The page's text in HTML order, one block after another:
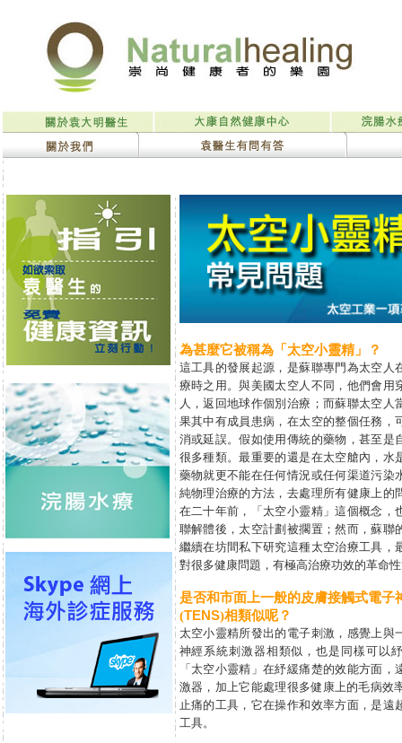
為甚麼它被稱為「太空小靈精」？
這工具的發展起源，是蘇聯專門為太空人
療時之用。與美國太空人不同，他們會用
人，返回地球作個別治療；而蘇聯太空人
果其中有成員患病，在太空的整個任務，
消或延誤。假如使用傳統的藥物，甚至是
很多種類。最重要的還是在太空艙內，水
藥物就更不能在任何情況或任何渠道污染
純物理治療的方法，去處理所有健康上的
在二十年前，「太空小靈精」這個概念，
聯解體後，太空計劃被擱置；然而，蘇聯
繼續在坊間私下研究這種太空治療工具，
對很多健康問題，有極高治療功效的革命
是否和市面上一般的皮膚接觸式電子
(TENS)相類似呢？
太空小靈精所發出的電子刺激，感覺上與
神經系統刺激器相類似，也是同樣可以
「太空小靈精」在紓緩痛楚的效能方面，
激器，加上它能處理很多健康上的毛病效
止痛的工具，它在操作和效率方面，是遠
工具。